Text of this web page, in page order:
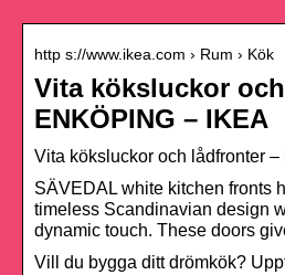
http s://www.ikea.com › Rum › Kök
Vita köksluckor
ENKÖPING – IKEA
Vita köksluckor och lådfronter
SÄVEDAL white kitchen fronts
timeless Scandinavian design
dynamic touch. These doors
Vill du bygga ditt drömkök?